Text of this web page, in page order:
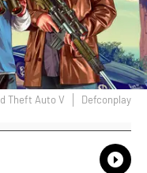
Theft Auto V Defconplay